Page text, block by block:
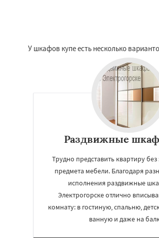
У шкафов купе есть несколько
Раздвижные
Трудно представить квартиру без
предмета мебели. Благодаря
исполнения раздвижные
Электрогорске отлично
комнату: в гостиную, спальню,
ванную и даже на